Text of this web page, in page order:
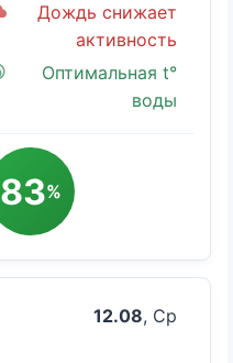
Дождь снижает
активность
Оптимальная t°
воды
83%
12.08, Ср